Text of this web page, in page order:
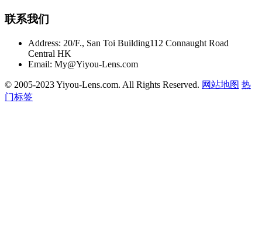
联系我们
Address: 20/F., San Toi Building112 Connaught Road
Central HK
Email: My@Yiyou-Lens.com
© 2005-2023 Yiyou-Lens.com. All Rights Reserved. 网站地图 热
门标签